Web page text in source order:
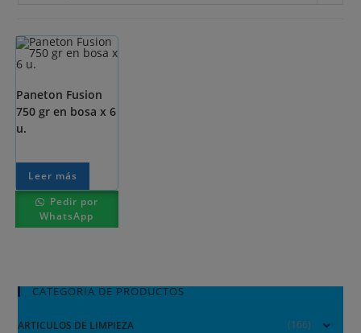
Paneton Fusion
750 gr en bosa x 6
u.
Leer más
Pedir por
WhatsApp
CATEGORIA DE PRODUCTOS
ARTICULOS DE LIMPIEZA (166)